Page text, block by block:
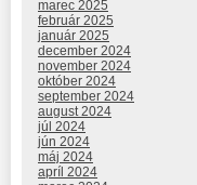
marec 2025
február 2025
január 2025
december 2024
november 2024
október 2024
september 2024
august 2024
júl 2024
jún 2024
máj 2024
apríl 2024